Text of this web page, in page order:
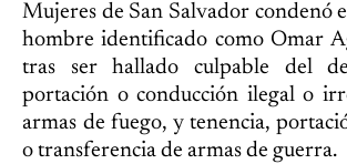
Mujeres de San Salvador condenó
hombre identificado como Omar
tras ser hallado culpable del
portación o conducción ilegal o
armas de fuego, y tenencia,
o transferencia de armas de guerra.